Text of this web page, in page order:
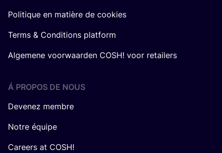
Politique en matière de cookies
Terms & Conditions platform
Algemene voorwaarden COSH! voor retailers
Á PROPOS DE NOUS
Devenez membre
Notre équipe
Careers at COSH!